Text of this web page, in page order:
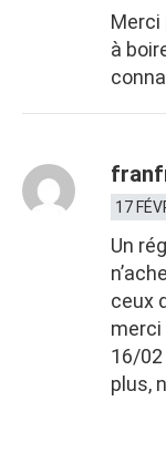
Merci
à
17
Un
ceux
merci
16/02
plus,